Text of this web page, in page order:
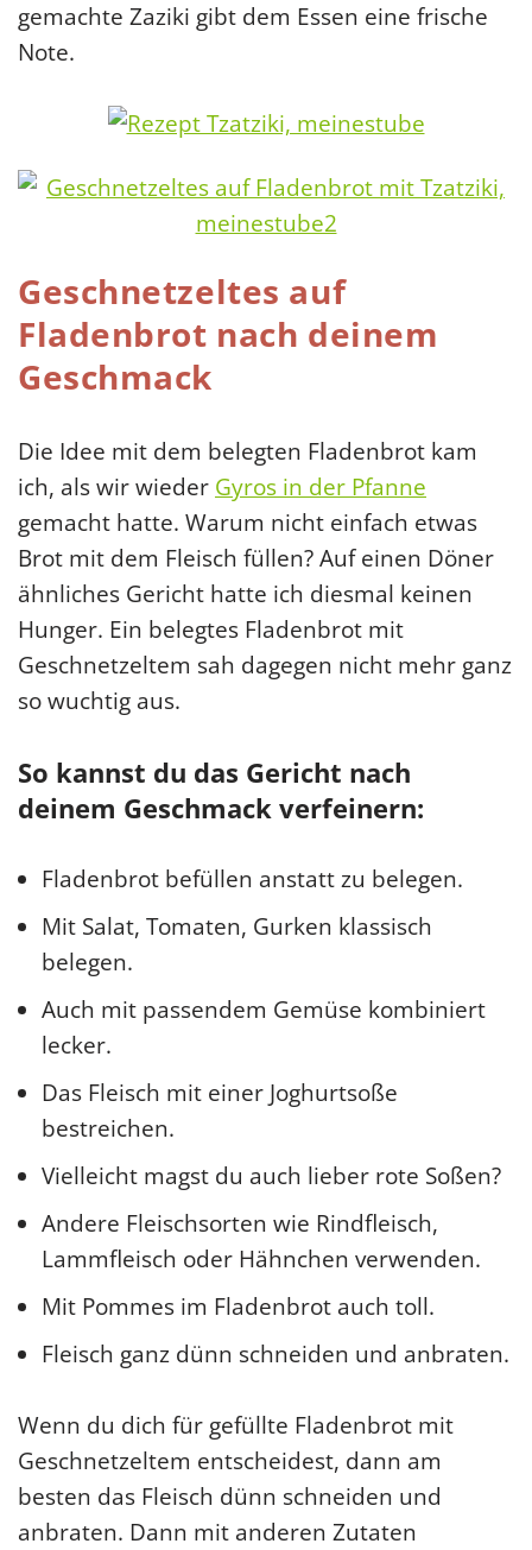
gemachte Zaziki gibt dem Essen eine frische
Note.
Geschnetzeltes auf
Fladenbrot nach deinem
Geschmack
Die Idee mit dem belegten Fladenbrot kam
ich, als wir wieder Gyros in der Pfanne
gemacht hatte. Warum nicht einfach etwas
Brot mit dem Fleisch füllen? Auf einen Döner
ähnliches Gericht hatte ich diesmal keinen
Hunger. Ein belegtes Fladenbrot mit
Geschnetzeltem sah dagegen nicht mehr ganz
so wuchtig aus.
So kannst du das Gericht nach
deinem Geschmack verfeinern:
Fladenbrot befüllen anstatt zu belegen.
Mit Salat, Tomaten, Gurken klassisch
belegen.
Auch mit passendem Gemüse kombiniert
lecker.
Das Fleisch mit einer Joghurtsoße
bestreichen.
Vielleicht magst du auch lieber rote Soßen?
Andere Fleischsorten wie Rindfleisch,
Lammfleisch oder Hähnchen verwenden.
Mit Pommes im Fladenbrot auch toll.
Fleisch ganz dünn schneiden und anbraten.
Wenn du dich für gefüllte Fladenbrot mit
Geschnetzeltem entscheidest, dann am
besten das Fleisch dünn schneiden und
anbraten. Dann mit anderen Zutaten